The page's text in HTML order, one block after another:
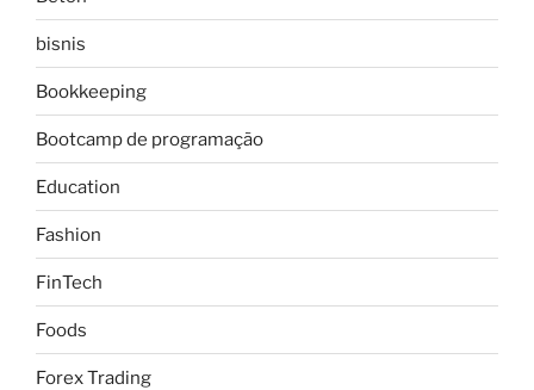
bisnis
Bookkeeping
Bootcamp de programação
Education
Fashion
FinTech
Foods
Forex Trading